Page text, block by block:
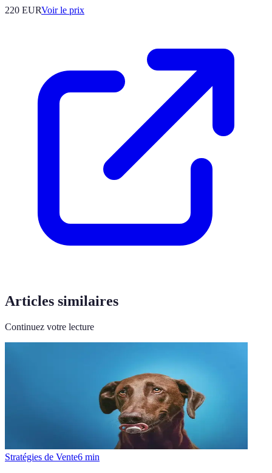
220 EURVoir le prix
Articles similaires
Continuez votre lecture
Stratégies de Vente6 min